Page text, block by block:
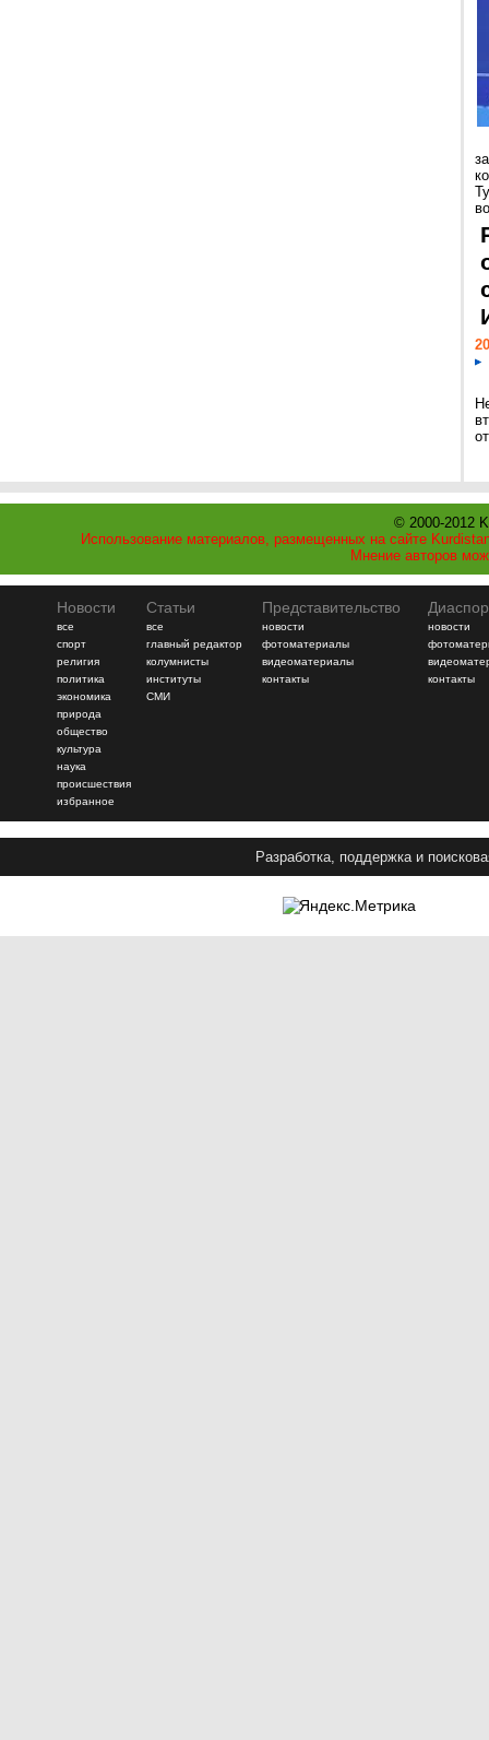
© 2000-2012
Использование материалов, размещенных на сайте
Мнение авторов
Новости
все
спорт
религия
политика
экономика
природа
общество
культура
наука
происшествия
избранное
Статьи
все
главный редактор
колумнисты
институты
СМИ
Представительство
новости
фотоматериалы
видеоматериалы
контакты
новости
контакты
Разработка, поддержка и